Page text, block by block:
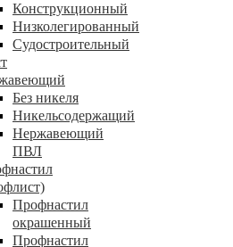
Конструкционный
Низколегированный
Судостроительный
Без никеля
Никельсодержащий
Нержавеющий
ПВЛ
Профнастил
окрашенный
Профнастил